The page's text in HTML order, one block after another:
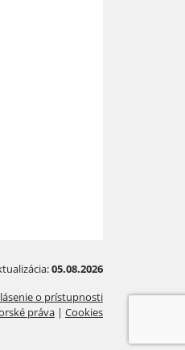
05.08.2026
o prístupnosti
práva | Cookies